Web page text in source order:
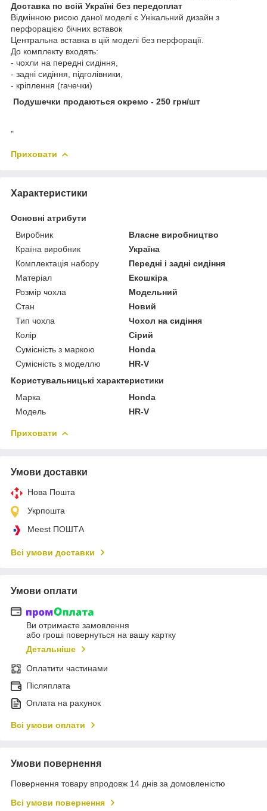
Доставка по всій Україні без передоплат
Відмінною рисою даної моделі є Унікальний дизайн з
перфорацією бічних вставок
Центральна вставка в цій моделі без перфорації.
До комплекту входять:
- чохли на передні сидіння,
- задні сидіння, підголівники,
- кріплення (гачечки)
Подушечки продаються окремо - 250 грн/шт
"
Приховати
Характеристики
Основні атрибути
Виробник
Власне виробництво
Країна виробник
Україна
Комплектація набору
Передні і задні сидіння
Матеріал
Екошкіра
Розмір чохла
Модельний
Стан
Новий
Тип чохла
Чохол на сидіння
Колір
Сірий
Сумісність з маркою
Honda
Сумісність з моделлю
HR-V
Користувальницькі характеристики
Марка
Honda
Модель
HR-V
Приховати
Умови доставки
Нова Пошта
Укрпошта
Meest ПОШТА
Всі умови доставки
Умови оплати
Ви отримаєте замовлення
або гроші повернуться на вашу картку
Детальніше
Оплатити частинами
Післяплата
Оплата на рахунок
Всі умови оплати
Умови повернення
Повернення товару впродовж 14 днів за домовленістю
Всі умови повернення